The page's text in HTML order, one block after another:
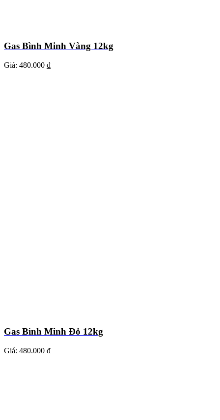
Gas Bình Minh Vàng 12kg
Giá: 480.000 ₫
Gas Bình Minh Đỏ 12kg
Giá: 480.000 ₫